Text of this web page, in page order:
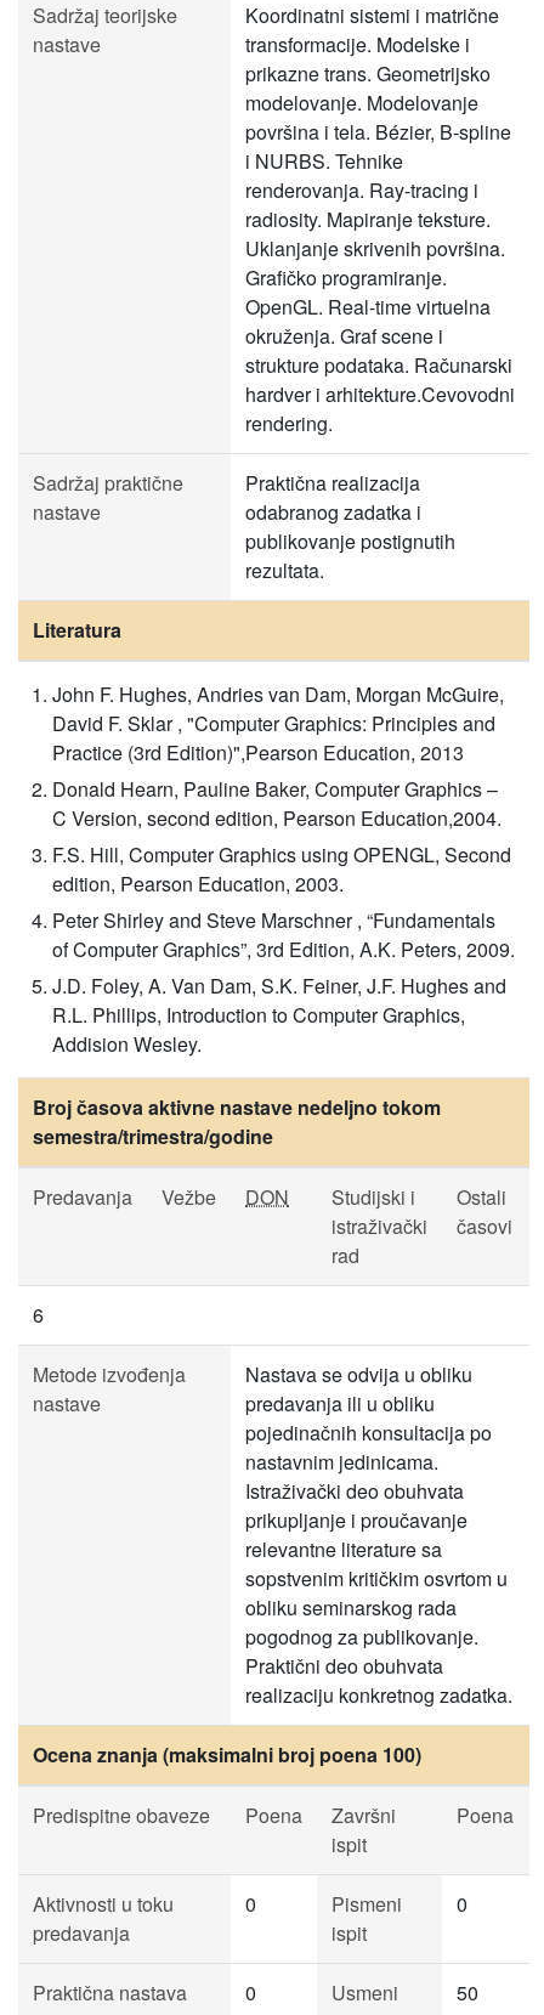
Sadržaj teorijske
nastave
Koordinatni sistemi i matrične
transformacije. Modelske i
prikazne trans. Geometrijsko
modelovanje. Modelovanje
površina i tela. Bézier, B-spline
i NURBS. Tehnike
renderovanja. Ray-tracing i
radiosity. Mapiranje teksture.
Uklanjanje skrivenih površina.
Grafičko programiranje.
OpenGL. Real-time virtuelna
okruženja. Graf scene i
strukture podataka. Računarski
hardver i arhitekture.Cevovodni
rendering.
Sadržaj praktične
nastave
Praktična realizacija
odabranog zadatka i
publikovanje postignutih
rezultata.
Literatura
John F. Hughes, Andries van Dam, Morgan McGuire,
David F. Sklar , "Computer Graphics: Principles and
Practice (3rd Edition)",Pearson Education, 2013
Donald Hearn, Pauline Baker, Computer Graphics –
C Version, second edition, Pearson Education,2004.
F.S. Hill, Computer Graphics using OPENGL, Second
edition, Pearson Education, 2003.
Peter Shirley and Steve Marschner , “Fundamentals
of Computer Graphics”, 3rd Edition, A.K. Peters, 2009.
J.D. Foley, A. Van Dam, S.K. Feiner, J.F. Hughes and
R.L. Phillips, Introduction to Computer Graphics,
Addision Wesley.
Broj časova aktivne nastave nedeljno tokom
semestra/trimestra/godine
Predavanja Vežbe DON
Studijski i
istraživački
rad
Ostali
časovi
6
Metode izvođenja
nastave
Nastava se odvija u obliku
predavanja ili u obliku
pojedinačnih konsultacija po
nastavnim jedinicama.
Istraživački deo obuhvata
prikupljanje i proučavanje
relevantne literature sa
sopstvenim kritičkim osvrtom u
obliku seminarskog rada
pogodnog za publikovanje.
Praktični deo obuhvata
realizaciju konkretnog zadatka.
Ocena znanja (maksimalni broj poena 100)
Predispitne obaveze Poena
Završni
ispit
Poena
Aktivnosti u toku
predavanja
0
Pismeni
ispit
0
Praktična nastava 0
Usmeni
50